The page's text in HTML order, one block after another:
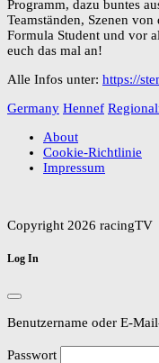
Programm, dazu buntes
Teamständen, Szenen
Formula Student und vor
euch das mal an!
Alle Infos unter: https://
Germany Hennef
About
Cookie-Richtlinie
Impressum
Copyright 2026 racingTV
Log In
Benutzername oder E-
Passwort